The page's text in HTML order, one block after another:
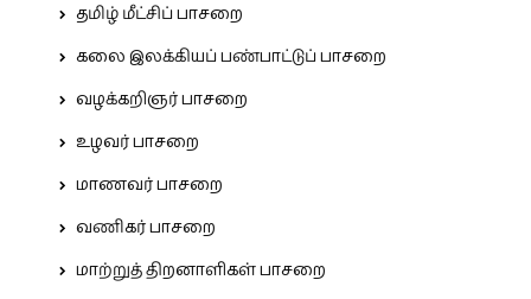
தமிழ் மீட்சிப் பாசறை
கலை இலக்கியப் பண்பாட்டுப் பாசறை
வழக்கறிஞர் பாசறை
உழவர் பாசறை
மாணவர் பாசறை
வணிகர் பாசறை
மாற்றுத் திறனாளிகள் பாசறை